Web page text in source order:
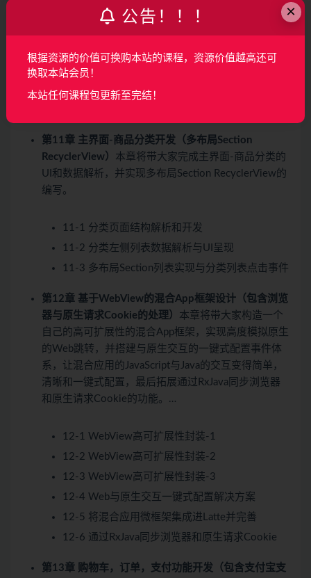
配器打造
10-8 完善主页样式
10-9 沉浸式状态栏和渐变透明顶栏解决方案和封
装
第11章 主界面-商品分类开发（多布局Section
RecyclerView） 本章将带大家完成主界面-商品分类的
UI和数据解析，并实现多布局Section RecyclerView的
编写。
11-1 分类页面结构解析和开发
11-2 分类左侧列表数据解析与UI呈现
11-3 多布局Section列表实现与分类列表点击事件
第12章 基于WebView的混合App框架设计（包含浏览
器与原生请求Cookie的处理） 本章将带大家构造一个
自己的高可扩展性的混合App框架，实现高度模拟原生
的Web跳转，并搭建与原生交互的一键式配置事件体
系，让混合应用的JavaScript与Java的交互变得简单，
清晰和一键式配置，最后拓展通过RxJava同步浏览器
和原生请求Cookie的功能。…
12-1 WebView高可扩展性封装-1
12-2 WebView高可扩展性封装-2
12-3 WebView高可扩展性封装-3
12-4 Web与原生交互一键式配置解决方案
12-5 将混合应用微框架集成进Latte并完善
12-6 通过RxJava同步浏览器和原生请求Cookie
第13章 购物车，订单，支付功能开发（包含支付宝支
×
公告！！！
根据资源的价值可换购本站的课程，资源价值越高还可
换取本站会员！
本站任何课程包更新至完结！